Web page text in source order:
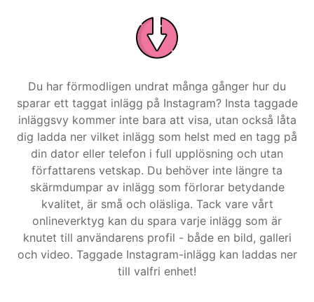
Du har förmodligen undrat många gånger hur du
sparar ett taggat inlägg på Instagram? Insta taggade
inläggsvy kommer inte bara att visa, utan också låta
dig ladda ner vilket inlägg som helst med en tagg på
din dator eller telefon i full upplösning och utan
författarens vetskap. Du behöver inte längre ta
skärmdumpar av inlägg som förlorar betydande
kvalitet, är små och oläsliga. Tack vare vårt
onlineverktyg kan du spara varje inlägg som är
knutet till användarens profil - både en bild, galleri
och video. Taggade Instagram-inlägg kan laddas ner
till valfri enhet!